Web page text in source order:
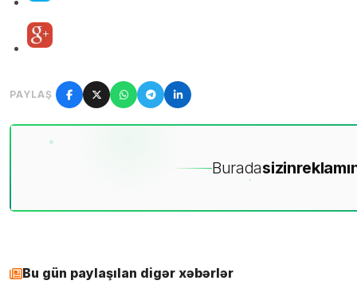
PAYLAŞ
Buradasizin
Bu gün paylaşılan digər xəbərlər